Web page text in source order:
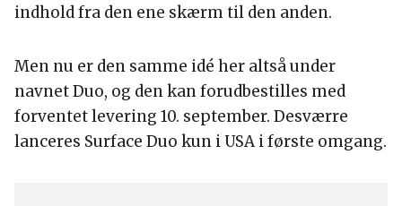
indhold fra den ene skærm til den anden.
Men nu er den samme idé her altså under
navnet Duo, og den kan forudbestilles med
forventet levering 10. september. Desværre
lanceres Surface Duo kun i USA i første omgang.